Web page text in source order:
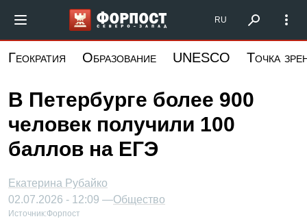
основному
Форпост Северо-Запад
RU
Геократия Образование UNESCO Точка
В Петербурге более 900
человек получили 100
баллов на ЕГЭ
Екатерина Рубайко
02.07.2026 - 12:09 —Общество
Источник:Форпост